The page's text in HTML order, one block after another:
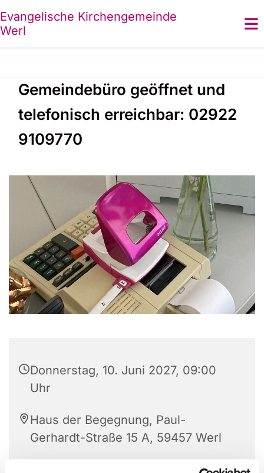
Evangelische Kirchengemeinde
Werl
Gemeindebüro geöffnet und
telefonisch erreichbar: 02922
9109770
Donnerstag, 10. Juni 2027, 09:00
Uhr
Haus der Begegnung, Paul-
Gerhardt-Straße 15 A, 59457 Werl